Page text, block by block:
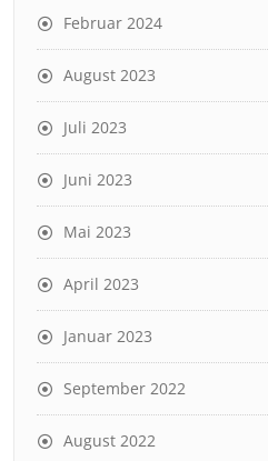
Februar 2024
August 2023
Juli 2023
Juni 2023
Mai 2023
April 2023
Januar 2023
September 2022
August 2022